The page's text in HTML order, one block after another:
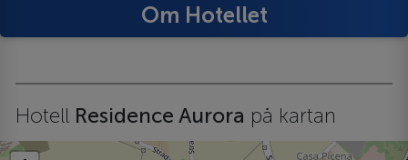
Om Hotellet
Hotell Residence Aurora på kartan